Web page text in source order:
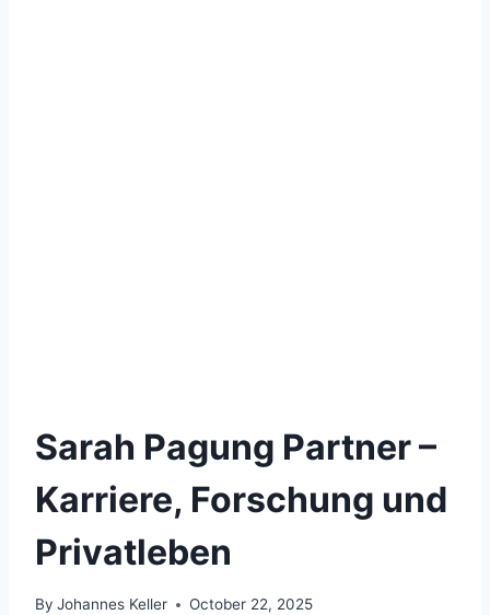
Sarah Pagung Partner –
Karriere, Forschung und
Privatleben
By Johannes Keller October 22, 2025